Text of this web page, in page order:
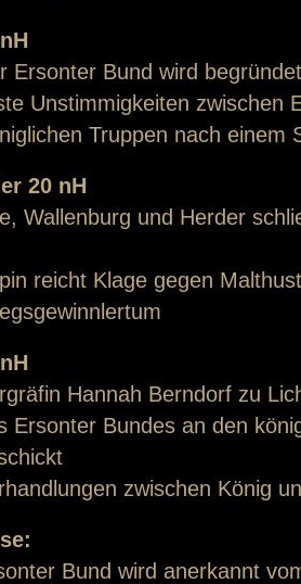
Ersonter Bund wird begründet
Unstimmigkeiten zwischen
Truppen nach einem
20 nH
Wallenburg und Herder
reicht Klage gegen
Hannah Berndorf zu
Ersonter Bundes an den
zwischen König
Bund wird anerkannt